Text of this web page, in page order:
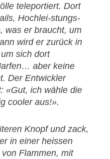
teleportiert. Dort
Hochlei-stungs­
was er braucht, um
wird er zurück in
sich dort
aber keine
Der Entwickler
«Gut, ich wähle die
cooler aus!».
Knopf und zack,
in einer heissen
Flammen, mit